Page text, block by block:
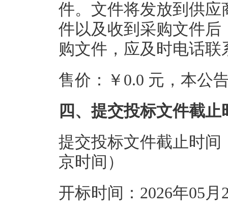
件。文件将发放到供
件以及收到采购文件
购文件，应及时电话联
售价：￥0.0 元，本公
四、提交投标文件截
提交投标文件截止时间
京时间）
开标时间：2026年05